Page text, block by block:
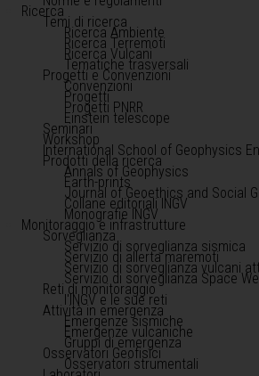
Ricerca
Temi di ricerca
Ricerca Ambiente
Ricerca Terremoti
Ricerca Vulcani
Tematiche trasversali
Progetti e Convenzioni
Convenzioni
Progetti
Progetti PNRR
Einstein telescope
Seminari
Workshop
International School of Geophysics
Prodotti della ricerca
Annals of Geophysics
Earth-prints
Journal of Geoethics and Social
Collane editoriali INGV
Monografie INGV
Monitoraggio e infrastrutture
Sorveglianza
Servizio di sorveglianza sismica
Servizio di allerta maremoti
Servizio di sorveglianza vulcani
Servizio di sorveglianza Space
Reti di monitoraggio
l'INGV e le sue reti
Attività in emergenza
Emergenze sismiche
Emergenze vulcaniche
Gruppi di emergenza
Osservatori Geofisici
Osservatori strumentali